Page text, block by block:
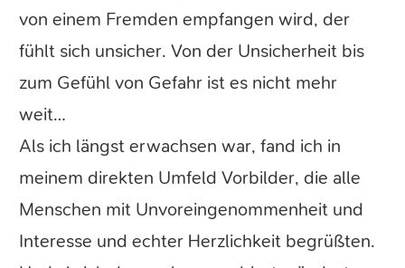
von einem Fremden empfangen wird, der
fühlt sich unsicher. Von der Unsicherheit bis
zum Gefühl von Gefahr ist es nicht mehr
weit…
Als ich längst erwachsen war, fand ich in
meinem direkten Umfeld Vorbilder, die alle
Menschen mit Unvoreingenommenheit und
Interesse und echter Herzlichkeit begrüßten.